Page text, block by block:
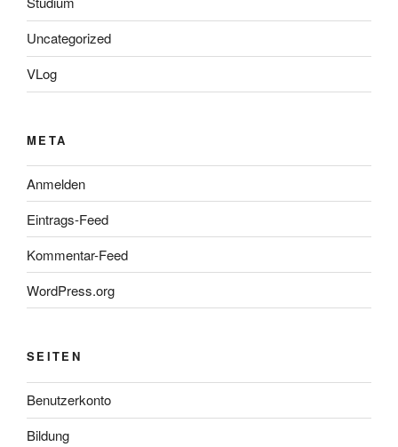
Uncategorized
VLog
META
Anmelden
Eintrags-Feed
Kommentar-Feed
WordPress.org
SEITEN
Benutzerkonto
Bildung